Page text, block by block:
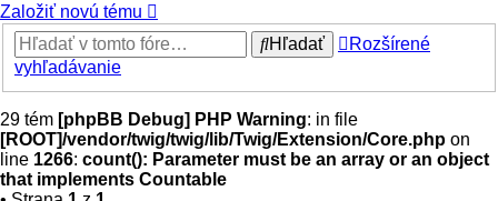
Založiť novú tému
Hľadať
Rozšírené
vyhľadávanie
29 tém [phpBB Debug] PHP Warning: in file
[ROOT]/vendor/twig/twig/lib/Twig/Extension/Core.php on
line 1266: count(): Parameter must be an array or an object
that implements Countable